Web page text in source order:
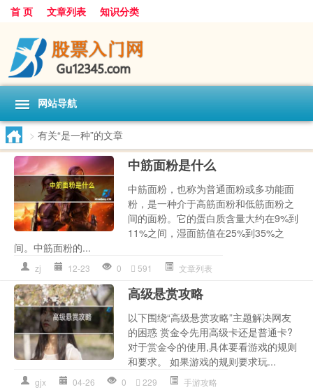
首 页 文章列表 知识分类
网站导航
> 有关“是一种”的文章
中筋面粉是什么
中筋面粉，也称为普通面粉或多功能面
粉，是一种介于高筋面粉和低筋面粉之
间的面粉。它的蛋白质含量大约在9%到
11%之间，湿面筋值在25%到35%之
间。中筋面粉的...
zj 12-23 0 591 文章列表
高级悬赏攻略
以下围绕“高级悬赏攻略”主题解决网友
的困惑 赏金令先用高级卡还是普通卡?
对于赏金令的使用,具体要看游戏的规则
和要求。 如果游戏的规则要求玩...
gjx 04-26 0 229 手游攻略